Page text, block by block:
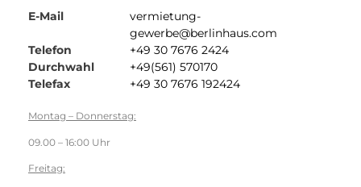
E-Mail
vermietung-
gewerbe@berlinhaus.com
Telefon
+49 30 7676 2424
Durchwahl
+49(561) 570170
Telefax
+49 30 7676 192424
Montag – Donnerstag:
09.00 – 16:00 Uhr
Freitag: